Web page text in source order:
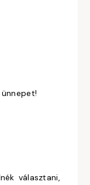
választani,